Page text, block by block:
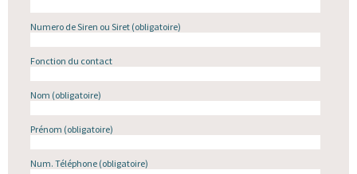
Numero de Siren ou Siret(obligatoire)
Fonction du contact
Nom (obligatoire)
Prénom (obligatoire)
Num. Téléphone(obligatoire)